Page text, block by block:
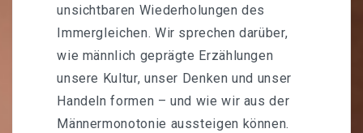
Werkzeug-Verleih
Impressum
unsichtbaren Wiederholungen des
Immergleichen. Wir sprechen darüber,
wie männlich geprägte Erzählungen
unsere Kultur, unser Denken und unser
Handeln formen – und wie wir aus der
Männermonotonie aussteigen können.